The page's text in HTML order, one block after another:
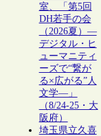
室、「第5回
DH若手の会
（2026夏）―
デジタル・ヒ
ューマニティ
ーズで“繋が
る×広がる”人
文学―」
（8/24-25・大
阪府）
埼玉県立久喜